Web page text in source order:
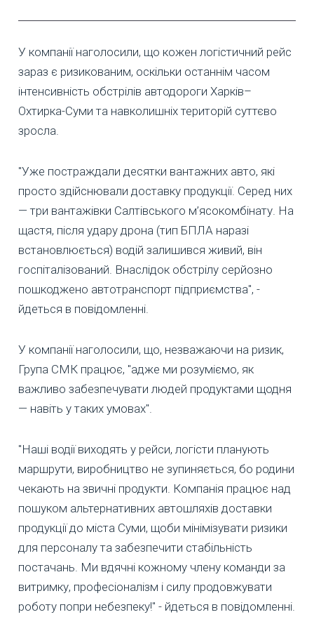
У компанії наголосили, що кожен логістичний рейс
зараз є ризикованим, оскільки останнім часом
інтенсивність обстрілів автодороги Харків–
Охтирка-Суми та навколишніх територій суттєво
зросла.
"Уже постраждали десятки вантажних авто, які
просто здійснювали доставку продукції. Серед них
— три вантажівки Салтівського м’ясокомбінату. На
щастя, після удару дрона (тип БПЛА наразі
встановлюється) водій залишився живий, він
госпіталізований. Внаслідок обстрілу серйозно
пошкоджено автотранспорт підприємства", -
йдеться в повідомленні.
У компанії наголосили, що, незважаючи на ризик,
Група СМК працює, "адже ми розуміємо, як
важливо забезпечувати людей продуктами щодня
— навіть у таких умовах".
"Наші водії виходять у рейси, логісти планують
маршрути, виробництво не зупиняється, бо родини
чекають на звичні продукти. Компанія працює над
пошуком альтернативних автошляхів доставки
продукції до міста Суми, щоби мінімізувати ризики
для персоналу та забезпечити стабільність
постачань. Ми вдячні кожному члену команди за
витримку, професіоналізм і силу продовжувати
роботу попри небезпеку!" - йдеться в повідомленні.